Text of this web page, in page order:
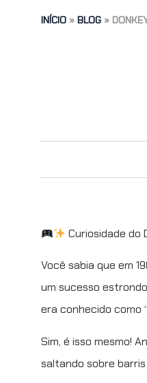
INÍCIO » BLOG »
Curiosidade do
Você sabia que em
um sucesso
era conhecido como
Sim, é isso mesmo!
saltando sobre